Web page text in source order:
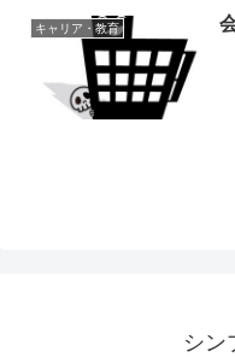
キャリア・教育
シン